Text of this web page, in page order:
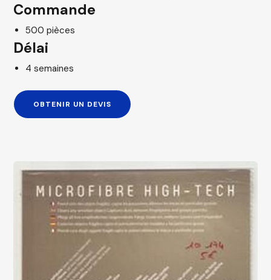
Commande
500 pièces
Délai
4 semaines
OBTENIR UN DEVIS